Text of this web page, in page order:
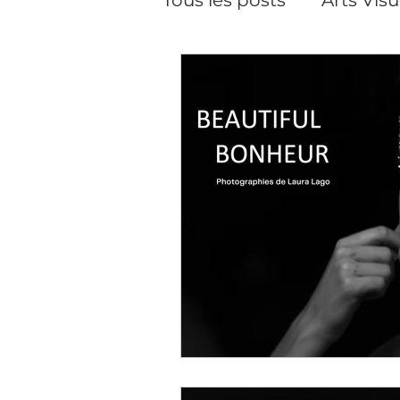
Pilates,
Performance
Cineaste-Vidéaste
Artiste peintre Paris